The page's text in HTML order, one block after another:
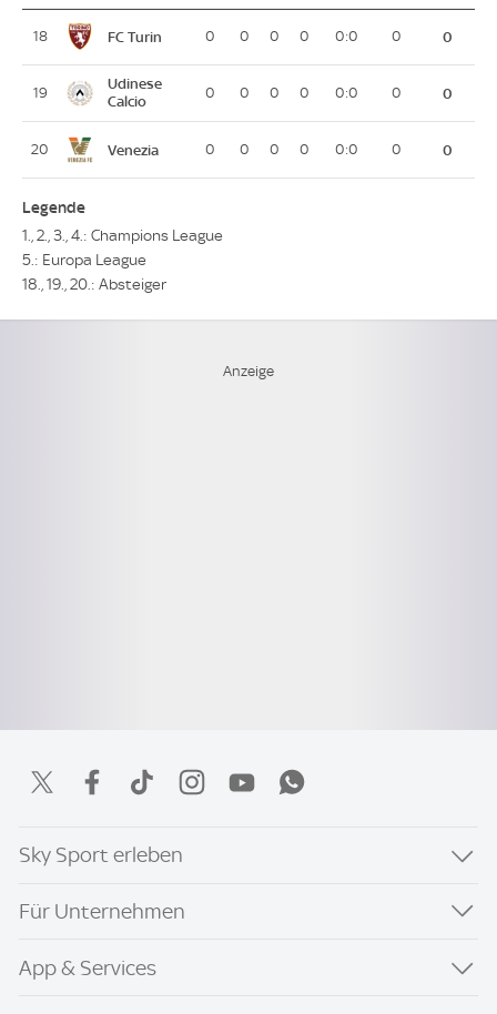
18 FC Turin 0 0 0 0 0:0 0 0
19
Udinese
Calcio
0 0 0 0 0:0 0 0
20 Venezia 0 0 0 0 0:0 0 0
Legende
1., 2., 3., 4.: Champions League
5.: Europa League
18., 19., 20.: Absteiger
Sky Sport erleben
Für Unternehmen
App & Services